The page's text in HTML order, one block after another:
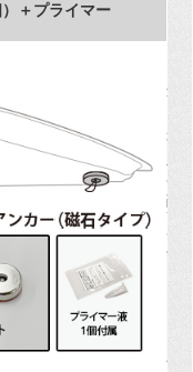
）＋プライマー